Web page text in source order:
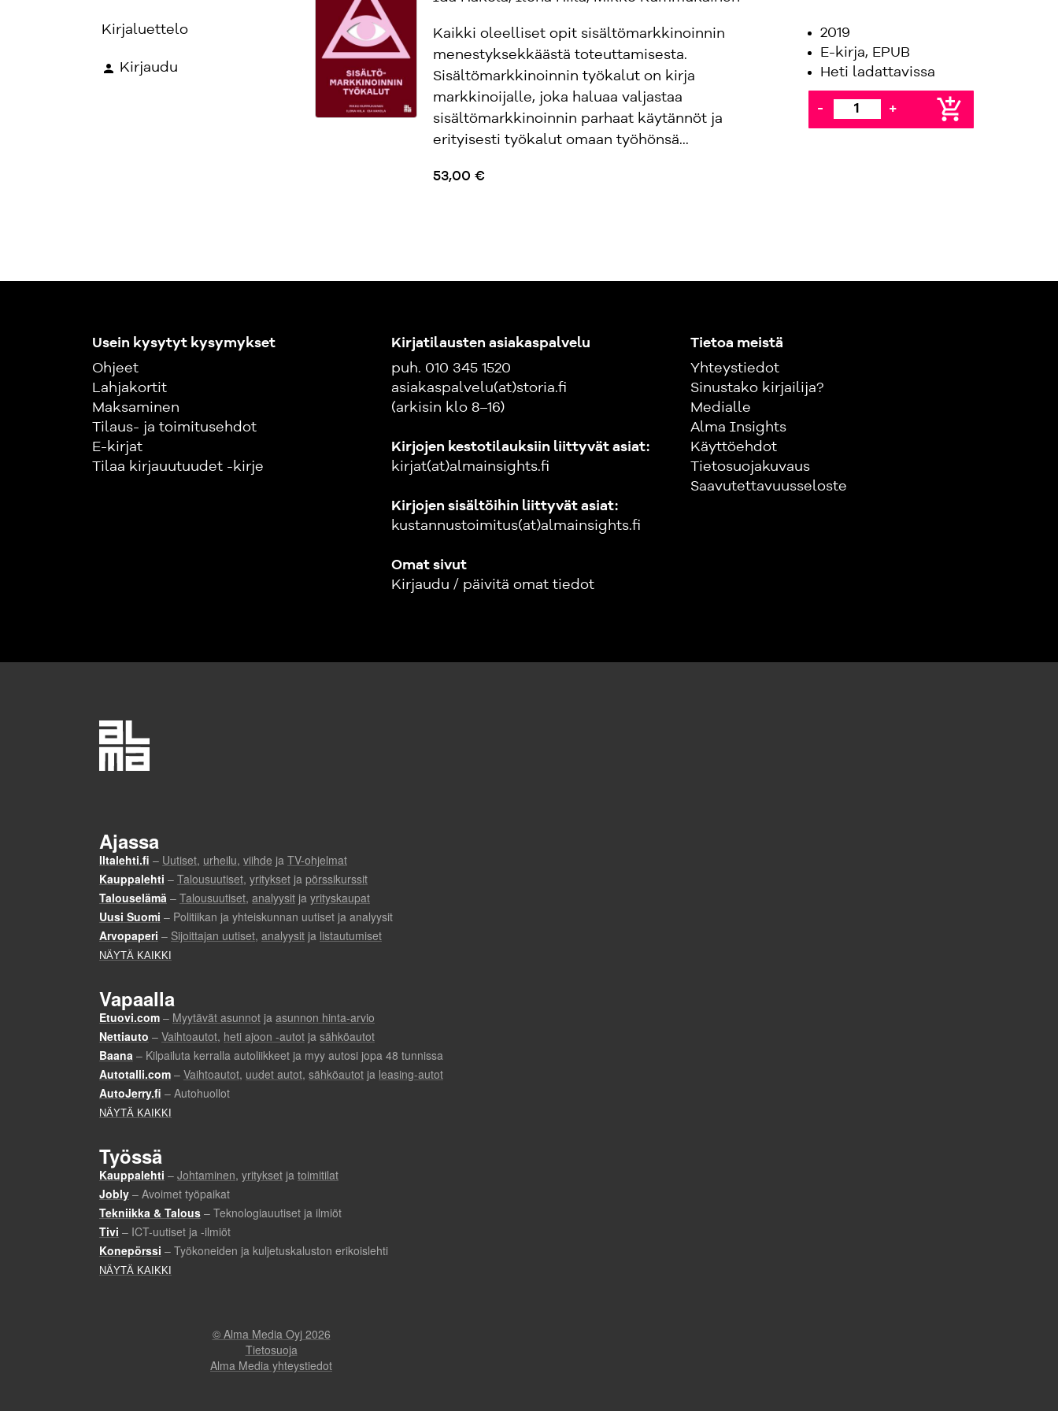
Kirjaluettelo
Kirjaudu
Kaikki oleelliset opit sisältömarkkinoinnin
menestyksekkäästä toteuttamisesta.
Sisältömarkkinoinnin työkalut on kirja
markkinoijalle, joka haluaa valjastaa
sisältömarkkinoinnin parhaat käytännöt ja
erityisesti työkalut omaan työhönsä...
53,00 €
2019
E-kirja, EPUB
Heti ladattavissa
- + add_shopping_cart
Usein kysytyt kysymykset
Ohjeet
Lahjakortit
Maksaminen
Tilaus- ja toimitusehdot
E-kirjat
Tilaa kirjauutuudet -kirje
Kirjatilausten asiakaspalvelu
puh. 010 345 1520
asiakaspalvelu(at)storia.fi
(arkisin klo 8–16)
Kirjojen kestotilauksiin liittyvät asiat:
kirjat(at)almainsights.fi
Kirjojen sisältöihin liittyvät asiat:
kustannustoimitus(at)almainsights.fi
Omat sivut
Kirjaudu / päivitä omat tiedot
Tietoa meistä
Yhteystiedot
Sinustako kirjailija?
Medialle
Alma Insights
Käyttöehdot
Tietosuojakuvaus
Saavutettavuusseloste